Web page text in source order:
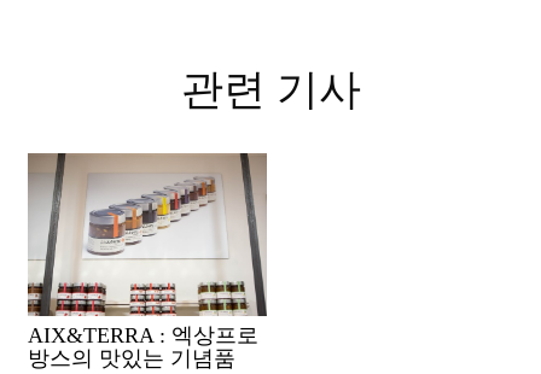
관련 기사
AIX&TERRA : 엑상프로
방스의 맛있는 기념품